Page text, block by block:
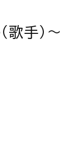
歌手）～